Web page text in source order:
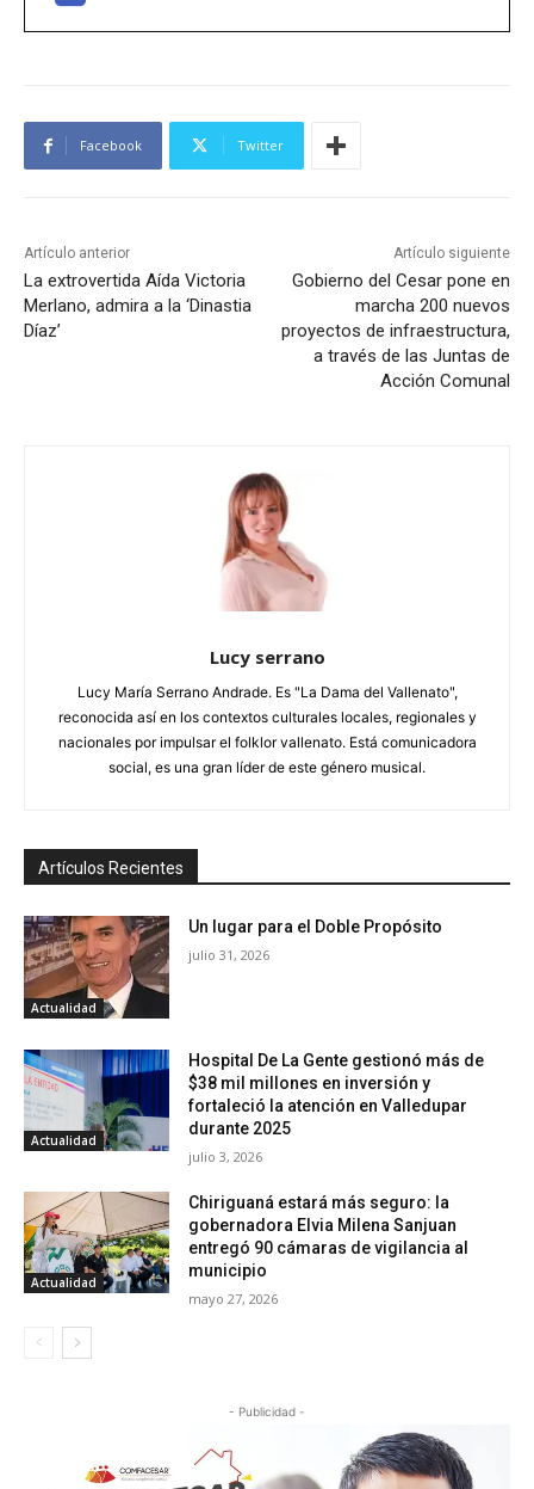
Facebook Twitter
Artículo anterior
La extrovertida Aída Victoria
Merlano, admira a la ‘Dinastia
Díaz’
Artículo siguiente
Gobierno del Cesar pone en
marcha 200 nuevos
proyectos de infraestructura,
a través de las Juntas de
Acción Comunal
Lucy serrano
Lucy María Serrano Andrade. Es "La Dama del Vallenato",
reconocida así en los contextos culturales locales, regionales y
nacionales por impulsar el folklor vallenato. Está comunicadora
social, es una gran líder de este género musical.
Artículos Recientes
Actualidad
Un lugar para el Doble Propósito
julio 31, 2026
Actualidad
Hospital De La Gente gestionó más de
$38 mil millones en inversión y
fortaleció la atención en Valledupar
durante 2025
julio 3, 2026
Actualidad
Chiriguaná estará más seguro: la
gobernadora Elvia Milena Sanjuan
entregó 90 cámaras de vigilancia al
municipio
mayo 27, 2026
- Publicidad -